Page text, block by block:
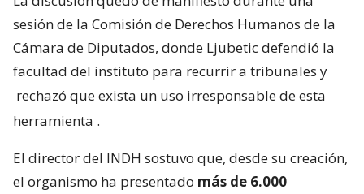
sesión de la Comisión de Derechos Humanos de la
Cámara de Diputados, donde Ljubetic defendió la
facultad del instituto para recurrir a tribunales y
rechazó que exista un uso irresponsable de esta
herramienta .
El director del INDH sostuvo que, desde su creación,
el organismo ha presentado más de 6.000